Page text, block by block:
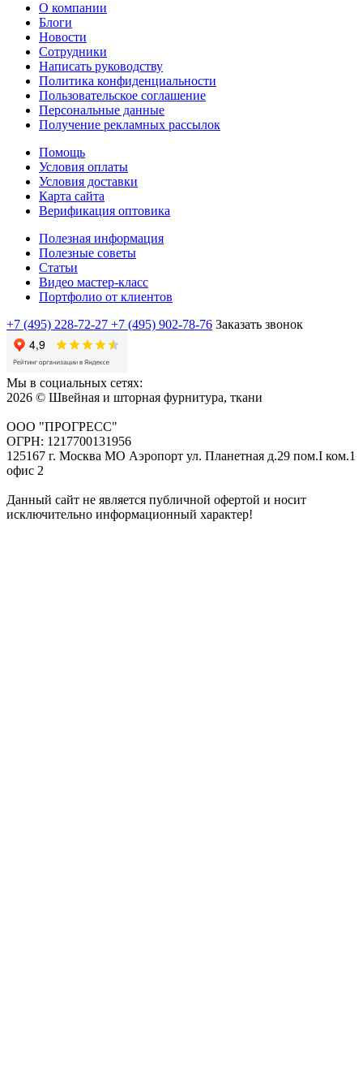
О компании
Блоги
Новости
Сотрудники
Написать руководству
Политика конфиденциальности
Пользовательское соглашение
Персональные данные
Получение рекламных рассылок
Помощь
Условия оплаты
Условия доставки
Карта сайта
Верификация оптовика
Полезная информация
Полезные советы
Статьи
Видео мастер-класс
Портфолио от клиентов
+7 (495) 228-72-27 +7 (495) 902-78-76 Заказать звонок
Мы в социальных сетях:
2026 © Швейная и шторная фурнитура, ткани
ООО "ПРОГРЕСС"
ОГРН: 1217700131956
125167 г. Москва МО Аэропорт ул. Планетная д.29 пом.I ком.1
офис 2
Данный сайт не является публичной офертой и носит
исключительно информационный характер!